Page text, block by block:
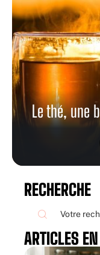
Le thé, une
RECHERCHE
ARTICLES